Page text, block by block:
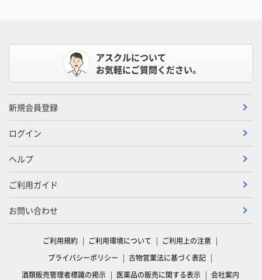
アスクルについて
お気軽にご質問ください。
新規会員登録
ログイン
ヘルプ
ご利用ガイド
お問い合わせ
ご利用規約 ご利用環境について
ご利用上の注意
プライバシーポリシー
古物営業法に基づく表記
酒類販売管理者標識の掲示
医薬品の販売に関する表示 会社案内